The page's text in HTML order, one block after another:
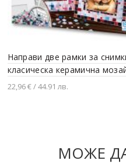
Направи две рамки за
класическа керамична
22,96 € / 44.91 лв.
МОЖЕ